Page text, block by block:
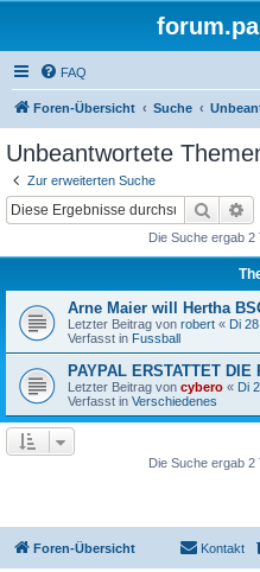
FAQ
Foren-Übersicht Suche
Unbeantwortete
Zur erweiterten Suche
Suche
Die Suche ergab 2
Arne Maier will Hertha
Letzter Beitrag von robert « Di
Verfasst in Fussball
PAYPAL ERSTATTET DIE
Letzter Beitrag von cybero « Di
Verfasst in Verschiedenes
Die Suche ergab 2
Foren-Übersicht Kontakt